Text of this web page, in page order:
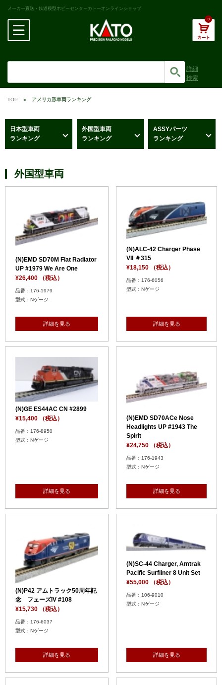
メーカー直送・鉄道模型ホビーセンターカトーオンラインショップ
0
詳細
検索
TOP アメリカ形車両ランキング
日本型車両
ランキング
外国型車両
ランキング
ASSYパーツ
ランキング
外国型車両
(N)EMD SD70M Flat Radiator
UP #1979 We Are One
¥26,400 （税込）
品番：176-1979
型式：Nゲージ
詳細を見る
(N)ALC-42 Charger Phase
VII ＃315
¥18,150 （税込）
品番：176-6056
型式：Nゲージ
詳細を見る
(N)GE ES44AC CN #2899
¥15,400 （税込）
品番：176-8950
型式：Nゲージ
詳細を見る
(N)EMD SD70ACe Nose
Headlights UP #1943 The
Spirit
¥24,750 （税込）
品番：176-1943
型式：Nゲージ
詳細を見る
(N)P42 アムトラック50周年記
念 フェーズIV #108
¥15,730 （税込）
品番：176-6037
型式：Nゲージ
詳細を見る
(N)SC-44 Charger, Amtrak
Pacific Surfliner 8 Unit Set
¥55,000 （税込）
品番：106-9010
型式：Nゲージ
詳細を見る